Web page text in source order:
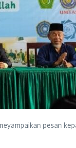
pesan